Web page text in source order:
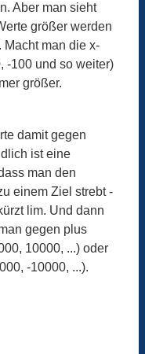
Aber man sieht
größer werden
man die x-
-100 und so weiter)
größer.
damit gegen
ist eine
man den
einem Ziel strebt -
lim. Und dann
gegen plus
10000, ...) oder
-10000, ...).